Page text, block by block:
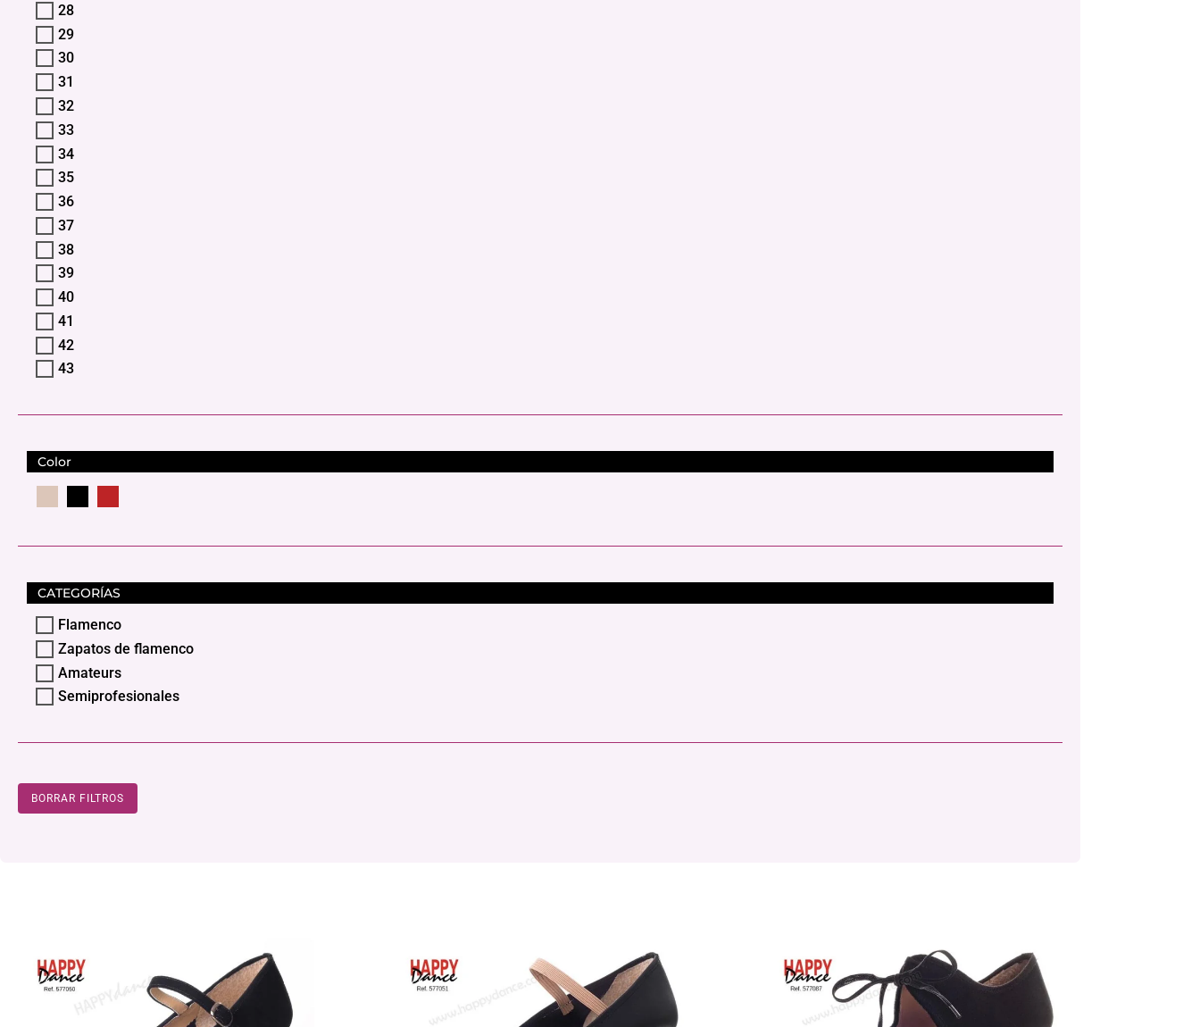
28
29
30
31
32
33
34
35
36
37
38
39
40
41
42
43
Color
CATEGORÍAS
Flamenco
Zapatos de flamenco
Amateurs
Semiprofesionales
BORRAR FILTROS